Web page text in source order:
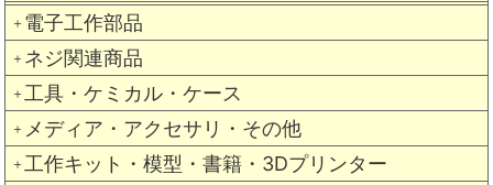
＋ 電子工作部品
＋ ネジ関連商品
＋ 工具・ケミカル・ケース
＋ メディア・アクセサリ・その他
＋ 工作キット・模型・書籍・3Dプリンター